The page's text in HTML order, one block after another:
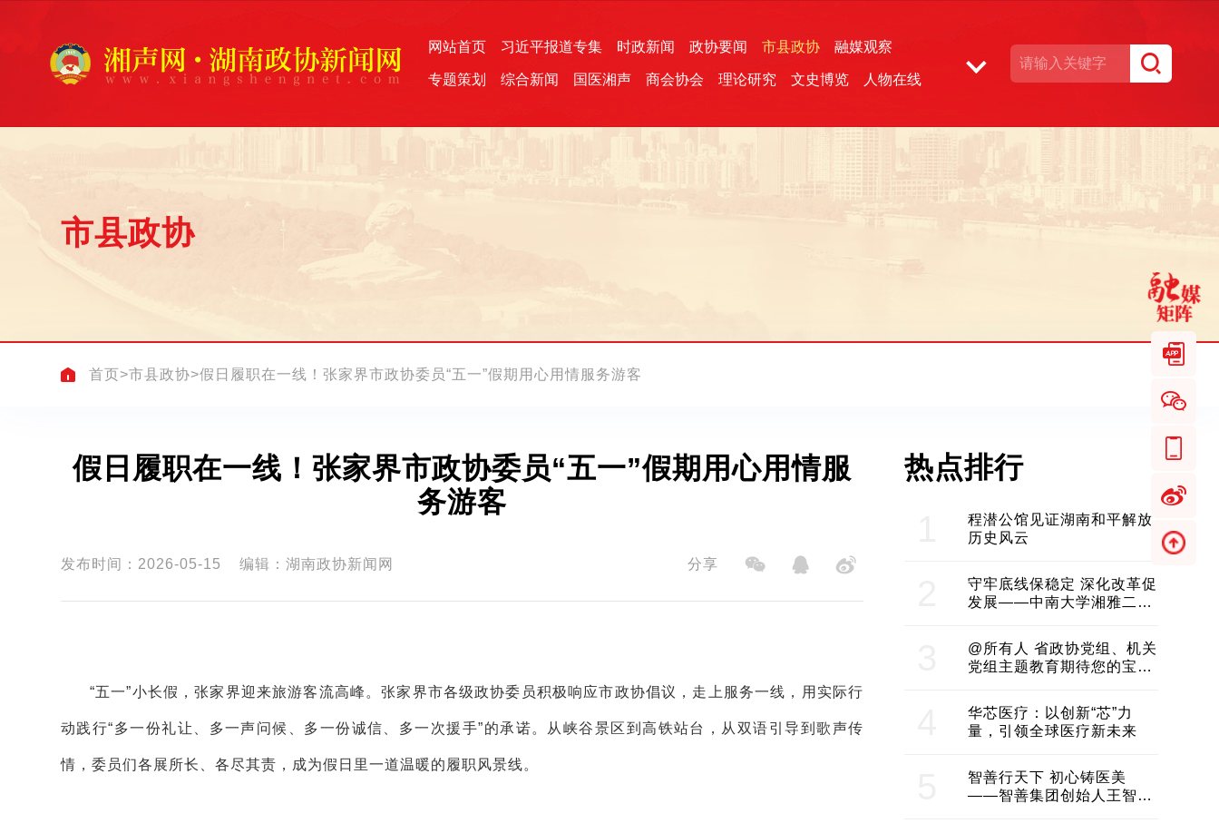
网站首页 习近平报道专集 时政新闻 政协要闻 市县政协 融媒观察
专题策划 综合新闻 国医湘声 商会协会 理论研究 文史博览 人物在线
市县政协
首页>市县政协>假日履职在一线！张家界市政协委员“五一”假期用心用情服务游客
假日履职在一线！张家界市政协委员“五一”假期用心用情服
务游客
发布时间：2026-05-15 编辑：湖南政协新闻网 分享
“五一”小长假，张家界迎来旅游客流高峰。张家界市各级政协委员积极响应市政协倡议，走上服务一线，用实际行
动践行“多一份礼让、多一声问候、多一份诚信、多一次援手”的承诺。从峡谷景区到高铁站台，从双语引导到歌声传
情，委员们各展所长、各尽其责，成为假日里一道温暖的履职风景线。
热点排行
程潜公馆见证湖南和平解放
历史风云
守牢底线保稳定 深化改革促
发展——中南大学湘雅二医
@所有人 省政协党组、机关
党组主题教育期待您的宝贵
华芯医疗：以创新“芯”力
量，引领全球医疗新未来
智善行天下 初心铸医美
——智善集团创始人王智带